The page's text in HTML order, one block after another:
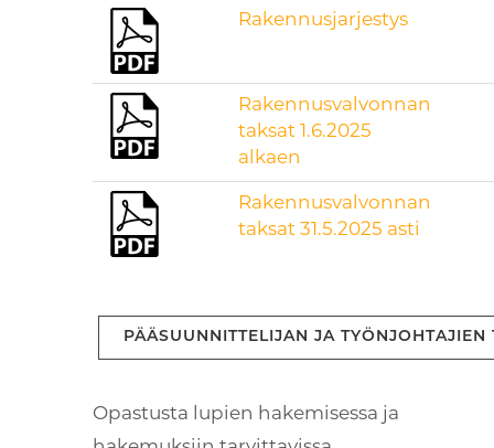
Rakennusjarjestys
Rakennusvalvonnan
taksat 1.6.2025
alkaen
Rakennusvalvonnan
taksat 31.5.2025 asti
PÄÄSUUNNITTELIJAN JA TYÖNJOHTAJIEN
Opastusta lupien hakemisessa ja